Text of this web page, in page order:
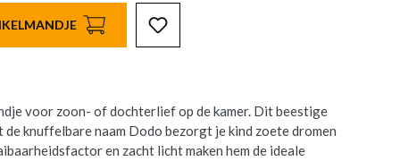
voor zoon- of dochterlief op de kamer. Dit beestige
de knuffelbare naam Dodo bezorgt je kind zoete dromen
en zacht licht maken hem de ideale